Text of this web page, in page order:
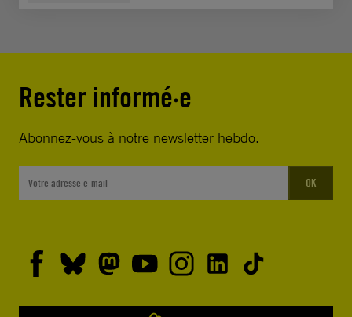
Rester informé·e
Abonnez-vous à notre newsletter hebdo.
OK